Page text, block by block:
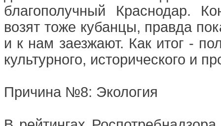
благополучный Краснодар.
возят тоже кубанцы, правда
и к нам заезжают. Как итог -
культурного, исторического и
Причина №8: Экология